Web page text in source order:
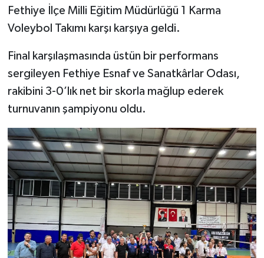
Fethiye İlçe Milli Eğitim Müdürlüğü 1 Karma
Voleybol Takımı karşı karşıya geldi.
Final karşılaşmasında üstün bir performans
sergileyen Fethiye Esnaf ve Sanatkârlar Odası,
rakibini 3-0’lık net bir skorla mağlup ederek
turnuvanın şampiyonu oldu.